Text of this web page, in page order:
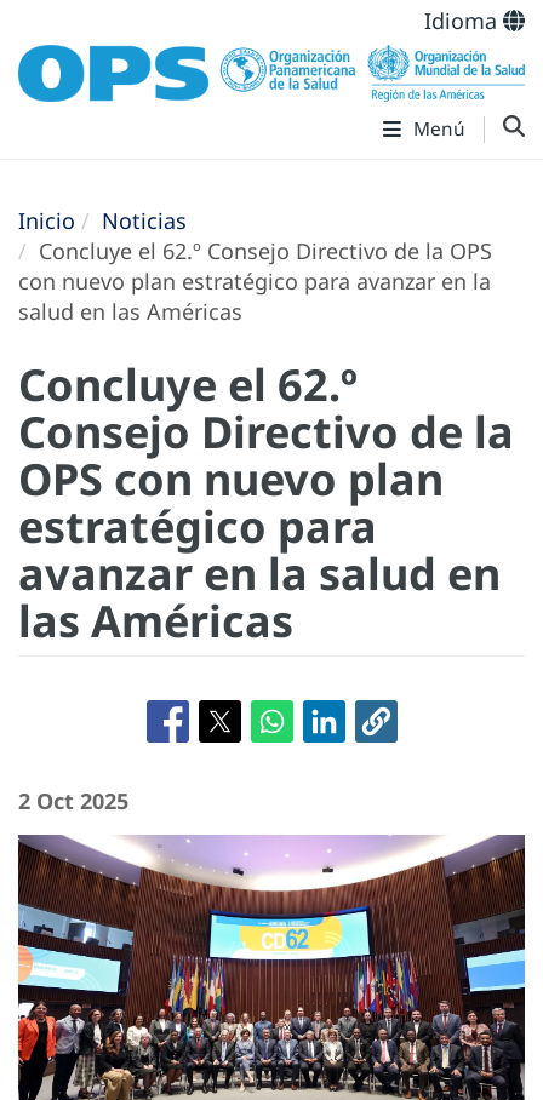
Idioma
Menú
Inicio
Noticias
Concluye el 62.º Consejo Directivo de la OPS
con nuevo plan estratégico para avanzar en la
salud en las Américas
Concluye el 62.º
Consejo Directivo de la
OPS con nuevo plan
estratégico para
avanzar en la salud en
las Américas
2 Oct 2025